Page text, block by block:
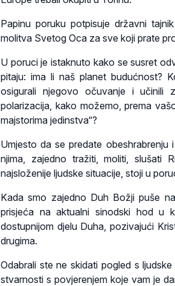
Papinu poruku potpisuje državni
molitva Svetog Oca za sve koji prate
U poruci je istaknuto kako se susret
pitaju: ima li naš planet budućnost?
osigurali njegovo očuvanje i
polarizacija, kako možemo, prema
majstorima jedinstva“?
Umjesto da se predate
njima, zajedno tražiti, moliti, slušati
najsloženije ljudske situacije, stoji u
Kada smo zajedno Duh Božji puše
prisjeća na aktualni sinodski hod u
dostupnijom djelu Duha, pozivajući
drugima.
Odabrali ste ne skidati pogled s
stvarnosti s povjerenjem koje vam je